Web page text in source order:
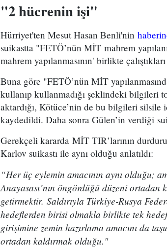
"2 hücrenin işi"
Hürriyet'ten Mesut Hasan Benli'nin
suikastta "FETÖ’nün MİT mahrem
mahrem yapılanmasının' birlikte
Buna göre "FETÖ’nün MİT
kullanıp kullanmadığı şeklindeki bilgileri
aktardığı, Kötüce’nin de bu bilgileri silsile
kaydedildi. Daha sonra Gülen’in verdiği
Gerekçeli kararda MİT TIR’larının
Karlov suikastı ile aynı olduğu anlatıldı:
“Her üç eylemin amacının aynı olduğu;
Anayasası’nın öngördüğü düzeni
getirmektir. Saldırıyla Türkiye-Rusya
hedeflerden birisi olmakla birlikte tek
girişimine zemin hazırlama amacını da
ortadan kaldırmak olduğu."